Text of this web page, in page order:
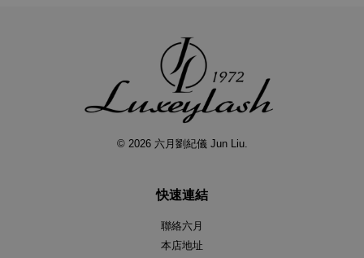
© 2026 六月劉紀儀 Jun Liu.
快速連結
聯絡六月
本店地址